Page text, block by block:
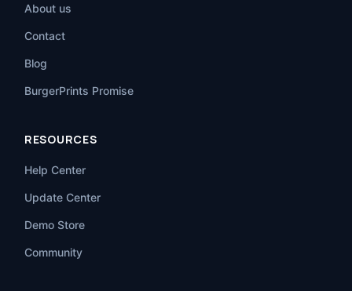
About us
Contact
Blog
BurgerPrints Promise
RESOURCES
Help Center
Update Center
Demo Store
Community